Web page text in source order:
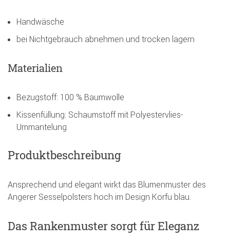
Handwäsche
bei Nichtgebrauch abnehmen und trocken lagern
Materialien
Bezugstoff: 100 % Baumwolle
Kissenfüllung: Schaumstoff mit Polyestervlies-
Ummantelung
Produktbeschreibung
Ansprechend und elegant wirkt das Blumenmuster des
Angerer Sesselpolsters hoch im Design Korfu blau.
Das Rankenmuster sorgt für Eleganz